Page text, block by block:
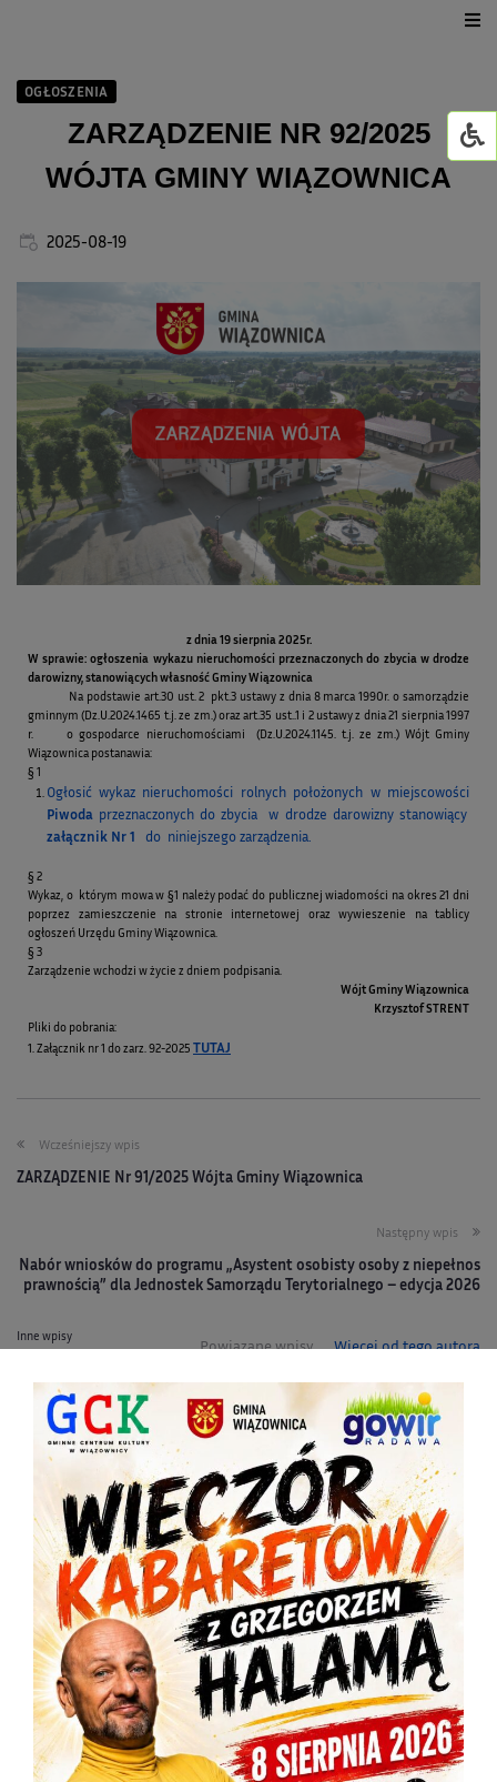
Dla mieszkańca
Jednostki organizacyjne
OGŁOSZENIA
ZARZĄDZENIE NR 92/2025
WÓJTA GMINY WIĄZOWNICA
2025-08-19
z dnia 19 sierpnia 2025r.
W sprawie: ogłoszenia wykazu nieruchomości przeznaczonych do zbycia w drodze
darowizny, stanowiących własność Gminy Wiązownica
Na podstawie art.30 ust. 2 pkt.3 ustawy z dnia 8 marca 1990r. o samorządzie
gminnym (Dz.U.2024.1465 t.j. ze zm.) oraz art.35 ust..1 i 2 ustawy z dnia 21 sierpnia 1997
r. o gospodarce nieruchomościami (Dz.U.2024.1145. t.j. ze zm.) Wójt Gminy
Wiązownica postanawia:
§ 1
Ogłosić wykaz nieruchomości rolnych położonych w miejscowości
Piwoda przeznaczonych do zbycia w drodze darowizny stanowiący
załącznik Nr 1 do niniejszego zarządzenia.
§ 2
Wykaz, o którym mowa w §1 należy podać do publicznej wiadomości na okres 21 dni
poprzez zamieszczenie na stronie internetowej oraz wywieszenie na tablicy
ogłoszeń Urzędu Gminy Wiązownica.
§ 3
Zarządzenie wchodzi w życie z dniem podpisania.
Wójt Gminy Wiązownica
Krzysztof STRENT
Pliki do pobrania:
1. Załącznik nr 1 do zarz. 92-2025 TUTAJ
Wcześniejszy wpis
ZARZĄDZENIE Nr 91/2025 Wójta Gminy Wiązownica
Następny wpis
Nabór wniosków do programu „Asystent osobisty osoby z niepełnos
prawnością” dla Jednostek Samorządu Terytorialnego – edycja 2026
Inne wpisy
Powiązane wpisy Więcej od tego autora
URZĄD GMINY CZYNNY DO 14:30
2026-08-06
OSTRZEŻENIE METEOROLOGICZNE ZBIORCZO NR 181
2026-08-06
URZĄD GMINNY CZYNNY DO 14:30
2026-08-05
KONDOLENCJE
2026-08-05